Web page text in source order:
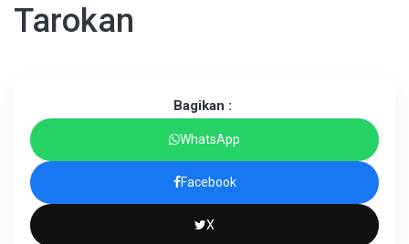
Tarokan
Bagikan :
WhatsApp
Facebook
X